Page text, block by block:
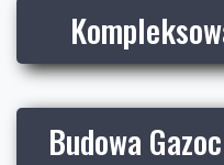
Budowa